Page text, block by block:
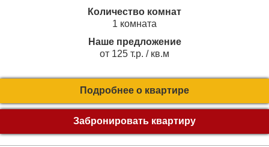
Количество комнат
1 комната
Наше предложение
от 125 т.р. / кв.м
Подробнее о квартире
Забронировать квартиру